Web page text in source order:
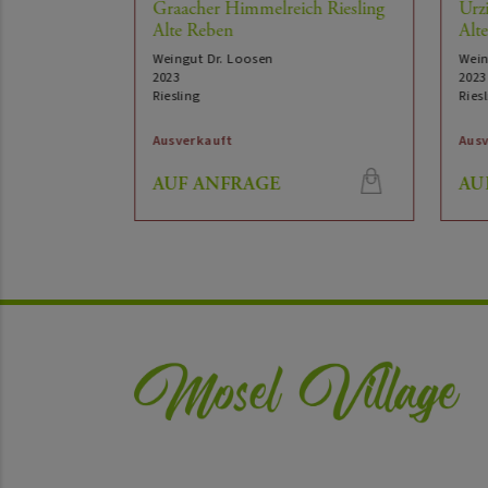
Graacher Himmelreich Riesling
Alte Reben
Weingut Dr. Loosen
2023
Riesling
Ausverkauft
AUF ANFRAGE
2023